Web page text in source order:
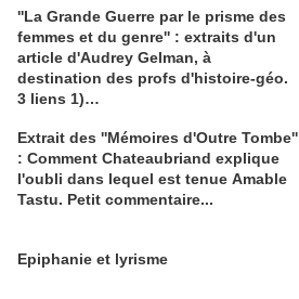
journals.openedition.org
questionsdecommunication.revues
notes de lecture de Tanguy Wuillème;
2) Podcast radiofrance.fr France
Culture : ''sans oser le demander''
''La Grande Guerre par le prisme des
femmes et du genre'' : extraits d'un
article d'Audrey Gelman, à
destination des profs d'histoire-géo.
3 liens 1)
article de base de Françoise
Thébaud; 2)académie de Paris; 3)
Journal paysan breton : article
passionnant de Carole David sur les
Extrait des ''Mémoires d'Outre Tombe''
: Comment Chateaubriand explique
l'oubli dans lequel est tenue Amable
Tastu. Petit commentaire...
Epiphanie et lyrisme